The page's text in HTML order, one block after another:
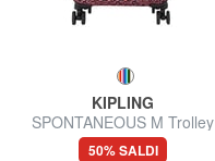
KIPLING
SPONTANEOUS M Trolley
Medio
50% SALDI